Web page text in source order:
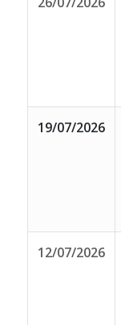
19/07/2026
12/07/2026